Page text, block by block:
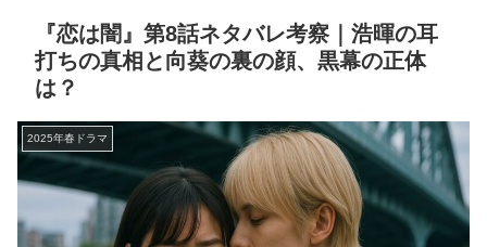
『恋は闇』第8話ネタバレ考察｜浩暉の耳
打ちの真相と向葵の裏の顔、黒幕の正体
は？
2025年春ドラマ